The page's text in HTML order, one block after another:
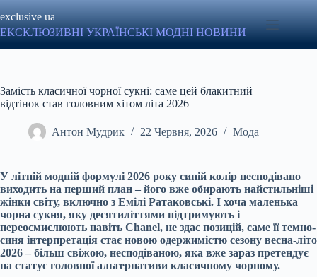
до
вмісту
exclusive ua
ЕКСКЛЮЗИВНІ УКРАЇНСЬКІ МОДНІ НОВИНИ
Замість класичної чорної сукні: саме цей блакитний
відтінок став головним хітом літа 2026
Антон Мудрик 22 Червня, 2026 Мода
У літній модній формулі 2026 року синій колір несподівано
виходить на перший план – його вже обирають найстильніші
жінки світу, включно з Емілі Ратаковські. І хоча маленька
чорна сукня, яку десятиліттями підтримують і
переосмислюють навіть Chanel, не здає позицій, саме її темно-
синя інтерпретація стає новою одержимістю сезону весна-літо
2026 – більш свіжою, несподіваною, яка вже зараз претендує
на статус головної альтернативи класичному чорному.